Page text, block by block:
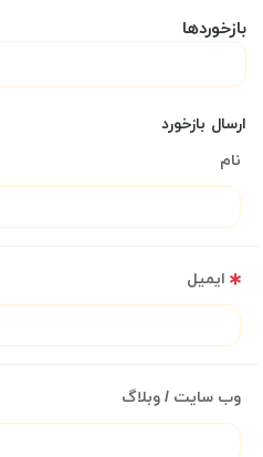
بازخوردها
ارسال بازخورد
نام
ایمیل
وب سایت / وبلاگ